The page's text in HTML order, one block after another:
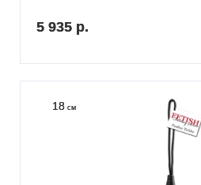
5 935 р.
18 см